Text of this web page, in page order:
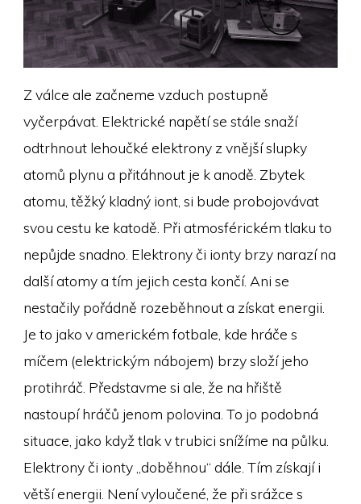
Z válce ale začneme vzduch postupně
vyčerpávat. Elektrické napětí se stále snaží
odtrhnout lehoučké elektrony z vnější slupky
atomů plynu a přitáhnout je k anodě. Zbytek
atomu, těžký kladný iont, si bude probojovávat
svou cestu ke katodě. Při atmosférickém tlaku to
nepůjde snadno. Elektrony či ionty brzy narazí na
další atomy a tím jejich cesta končí. Ani se
nestačily pořádně rozeběhnout a získat energii.
Je to jako v americkém fotbale, kde hráče s
míčem (elektrickým nábojem) brzy složí jeho
protihráč. Představme si ale, že na hřiště
nastoupí hráčů jenom polovina. To jo podobná
situace, jako když tlak v trubici snížíme na půlku.
Elektrony či ionty „doběhnou“ dále. Tím získají i
větší energii. Není vyloučené, že při srážce s